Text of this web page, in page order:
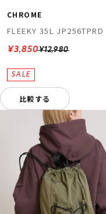
CHROME
FLEEKY 35L JP256TPRD
¥12,980
¥3,850
比較する